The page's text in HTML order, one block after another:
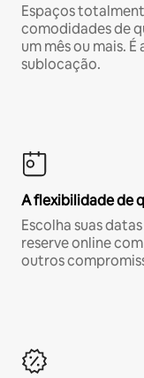
Espaços
comodidades de
um mês ou mais.
sublocação.
A flexibilidade de
Escolha suas
reserve online
outros